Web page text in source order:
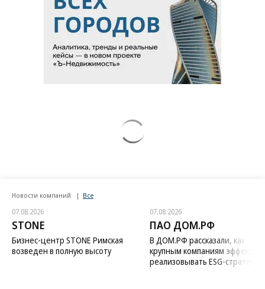
Новости компаний Все
07.08.2026
STONE
Бизнес-центр STONE Римская
возведен в полную высоту
07.08.2026
ПАО ДОМ.РФ
В ДОМ.РФ рассказали, как
крупным компаниям
реализовывать ESG-стратегию